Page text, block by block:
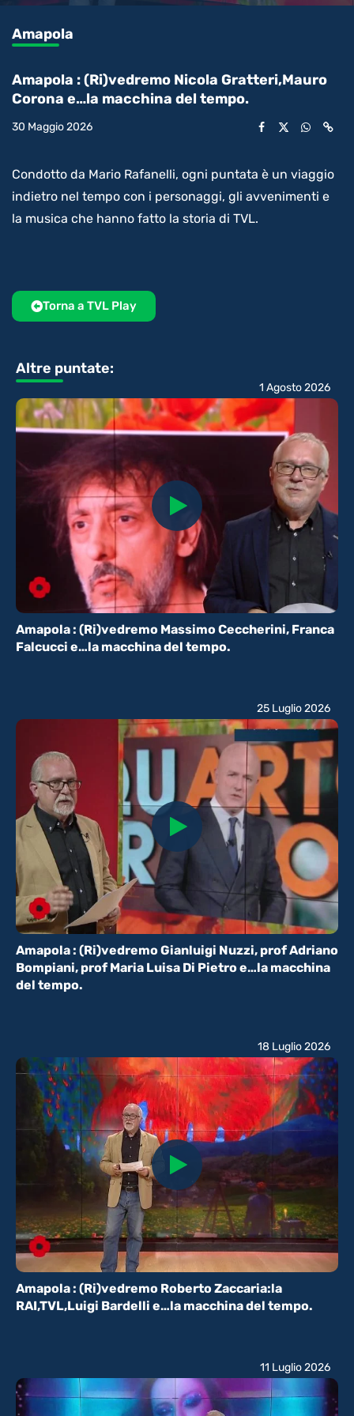
l’audio0.16%
in-
Amapola
Amapola : (Ri)vedremo Nicola Gratteri,Mauro
Corona e…la macchina del tempo.
30 Maggio 2026
Condotto da Mario Rafanelli, ogni puntata è un viaggio
indietro nel tempo con i personaggi, gli avvenimenti e
la musica che hanno fatto la storia di TVL.
Torna a TVL Play
Altre puntate:
Amapola : (Ri)vedremo Massimo Ceccherini, Franca
Falcucci e…la macchina del tempo.
1 Agosto 2026
Amapola : (Ri)vedremo Gianluigi Nuzzi, prof Adriano
Bompiani, prof Maria Luisa Di Pietro e…la macchina
del tempo.
25 Luglio 2026
Amapola : (Ri)vedremo Roberto Zaccaria:la
RAI,TVL,Luigi Bardelli e…la macchina del tempo.
18 Luglio 2026
11 Luglio 2026